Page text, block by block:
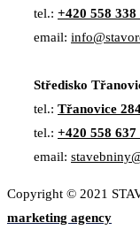
tel.: +420 558 338
email:
Středisko
tel.: Třanovice
tel.: +420 558 637
email:
Copyright © 2021
marketing agency